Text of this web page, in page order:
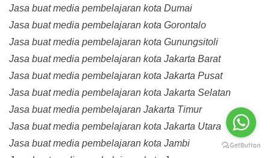
Jasa buat media pembelajaran kota Dumai
Jasa buat media pembelajaran kota Gorontalo
Jasa buat media pembelajaran kota Gunungsitoli
Jasa buat media pembelajaran kota Jakarta Barat
Jasa buat media pembelajaran kota Jakarta Pusat
Jasa buat media pembelajaran kota Jakarta Selatan
Jasa buat media pembelajaran Jakarta Timur
Jasa buat media pembelajaran kota Jakarta Utara
Jasa buat media pembelajaran kota Jambi